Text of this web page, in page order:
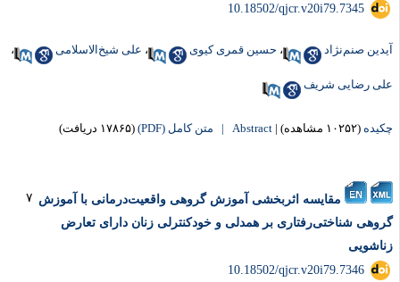
‎ 10.18502/qjcr.v20i79.7345
صنم‌نژاد ،حسین قمری کیوی ،علی شیخ‌الاسلامی ،
رضایی شریف
(۱۰۲۵۲ مشاهده) |
Abstract | متن کامل (PDF) (۱۷۸۶۵ دریافت)
مقایسه اثربخشی آموزش گروهی واقعیت‌درمانی با آموزش
شناختی‌رفتاری بر همدلی و خودکنترلی زنان دارای تعارض
‎ 10.18502/qjcr.v20i79.7346